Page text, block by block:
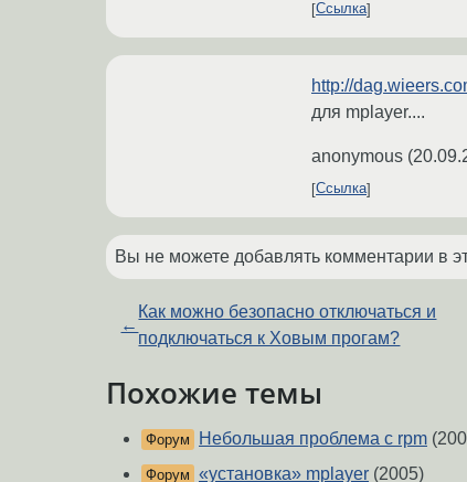
Ссылка
http://
для mplayer....
anonymous (
Ссылка
Вы не можете добавлять комментарии в
←
Как можно безопасно отключаться и
подключаться к Xовым прогам?
Похожие темы
Форум Небольшая проблема с rpm
Форум «установка» mplayer (2005)